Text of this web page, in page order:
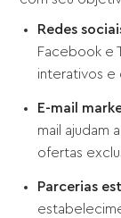
Redes
Facebook e
interativos e
E-mail
mail ajudam
ofertas
Parcerias